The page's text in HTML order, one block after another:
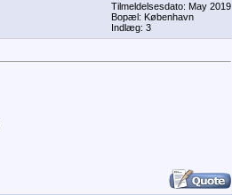
Tilmeldelsesdato: May 2019
Bopæl: København
Indlæg: 3